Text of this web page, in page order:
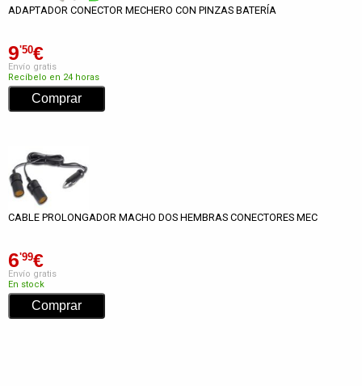
ADAPTADOR CONECTOR MECHERO CON PINZAS BATERÍA
9'50€
Envío gratis
Recíbelo en 24 horas
CABLE PROLONGADOR MACHO DOS HEMBRAS CONECTORES MEC
6'99€
Envío gratis
En stock